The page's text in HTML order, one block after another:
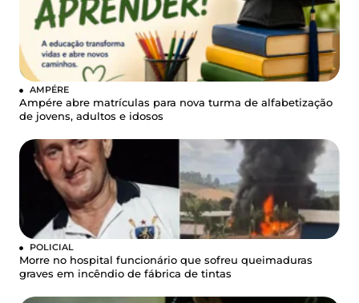
AMPÉRE
Ampére abre matrículas para nova turma de alfabetização
de jovens, adultos e idosos
POLICIAL
Morre no hospital funcionário que sofreu queimaduras
graves em incêndio de fábrica de tintas